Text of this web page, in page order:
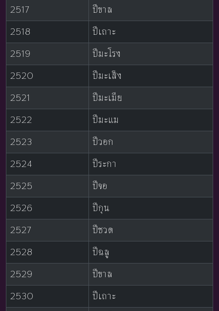
2517
ปีขาล
2518
ปีเถาะ
2519
ปีมะโรง
2520
ปีมะเส็ง
2521
ปีมะเมีย
2522
ปีมะแม
2523
ปีวอก
2524
ปีระกา
2525
ปีจอ
2526
ปีกุน
2527
ปีชวด
2528
ปีฉลู
2529
ปีขาล
2530
ปีเถาะ